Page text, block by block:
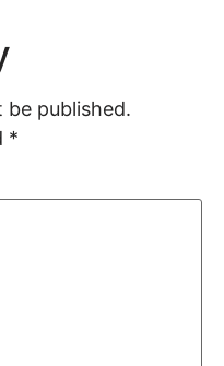
be published.
*